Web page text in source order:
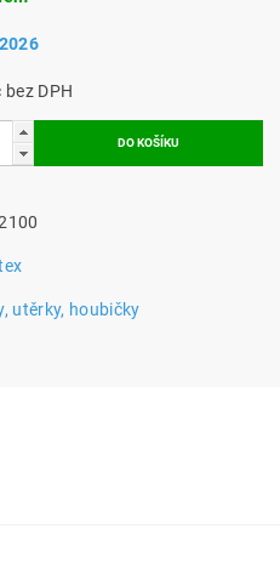
29 Kč bez DPH
utěrky, houbičky